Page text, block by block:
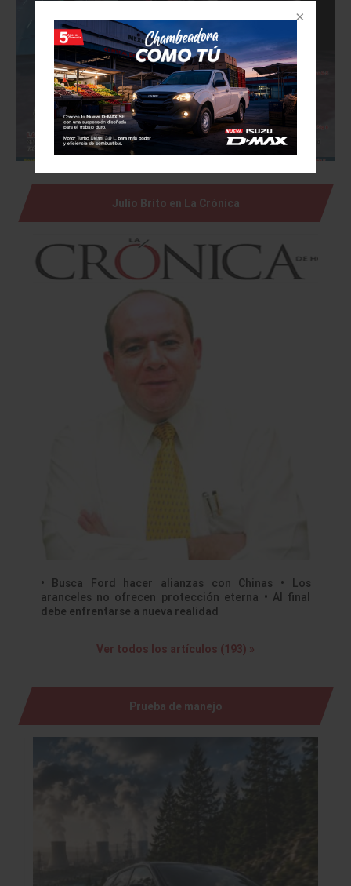
Julio Brito en La Crónica
• Busca Ford hacer alianzas con Chinas • Los
aranceles no ofrecen protección eterna • Al final
debe enfrentarse a nueva realidad
Ver todos los artículos (193) »
Prueba de manejo